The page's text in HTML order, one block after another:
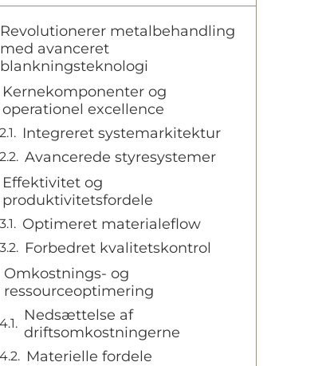
Revolutionerer metalbehandling
med avanceret
blankningsteknologi
Kernekomponenter og
operationel excellence
Integreret systemarkitektur
Avancerede styresystemer
Effektivitet og
produktivitetsfordele
Optimeret materialeflow
Forbedret kvalitetskontrol
Omkostnings- og
ressourceoptimering
Nedsættelse af
driftsomkostningerne
Materielle fordele